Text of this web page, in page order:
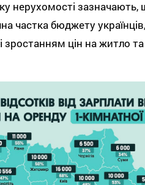
нерухомості
частка бюджету
зростанням цін на житло